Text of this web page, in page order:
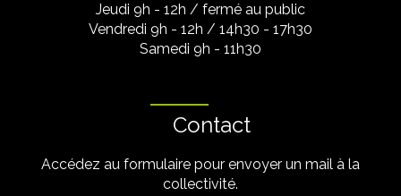
Jeudi 9h - 12h / fermé au public
Vendredi 9h - 12h / 14h30 - 17h30
Samedi 9h - 11h30
Contact
Accédez au formulaire pour envoyer un mail à la
collectivité.